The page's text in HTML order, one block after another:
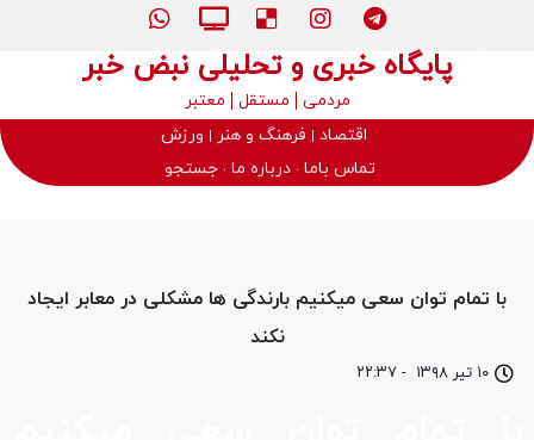
پایگاه خبری و تحلیلی نبض خبر
مردمی مستقل
معتبر
اقتصاد
فرهنگ و هنر
ورزش
تماس باما درباره ما جستجو
۱۰ تیر ۱۳۹۸ - ۲۲:۳۷
با تمام توان سعی میکنیم بارندگی ها مشکلی در معابر ایجاد
نکند